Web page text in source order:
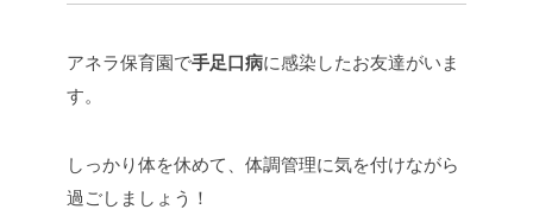
アネラ保育園で手足口病に感染したお友達がいま
す。
しっかり体を休めて、体調管理に気を付けながら
過ごしましょう！